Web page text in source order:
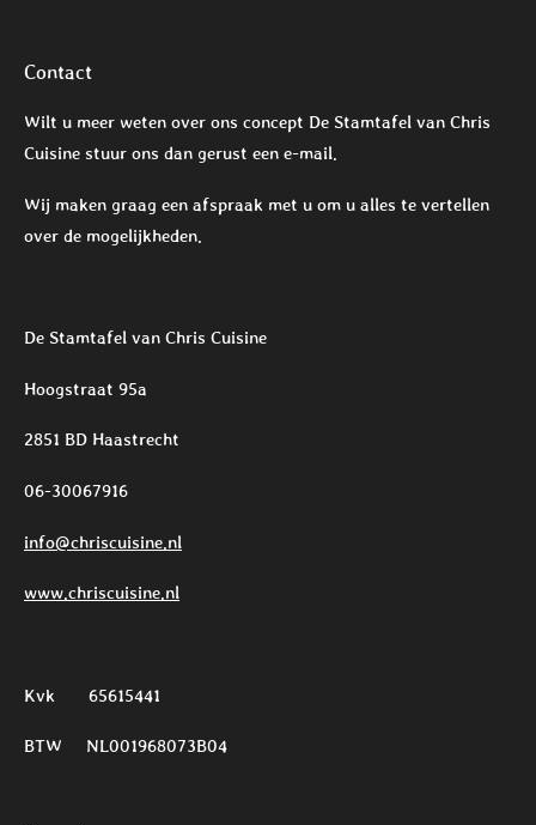
Contact
Wilt u meer weten over ons concept De Stamtafel van Chris
Cuisine stuur ons dan gerust een e-mail.
Wij maken graag een afspraak met u om u alles te vertellen
over de mogelijkheden.
De Stamtafel van Chris Cuisine
Hoogstraat 95a
2851 BD Haastrecht
06-30067916
info@chriscuisine.nl
www.chriscuisine.nl
Kvk 65615441
BTW NL001968073B04